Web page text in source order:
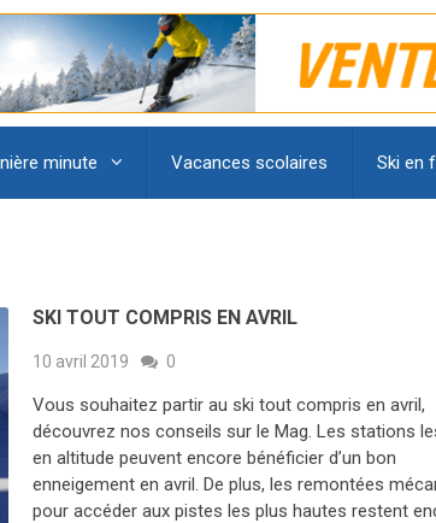
minute Vacances scolaires Ski en
SKI TOUT COMPRIS EN AVRIL
10 avril 2019 0
Vous souhaitez partir au ski tout compris en avril,
découvrez nos conseils sur le Mag. Les stations
en altitude peuvent encore bénéficier d’un bon
enneigement en avril. De plus, les remontées
pour accéder aux pistes les plus hautes restent